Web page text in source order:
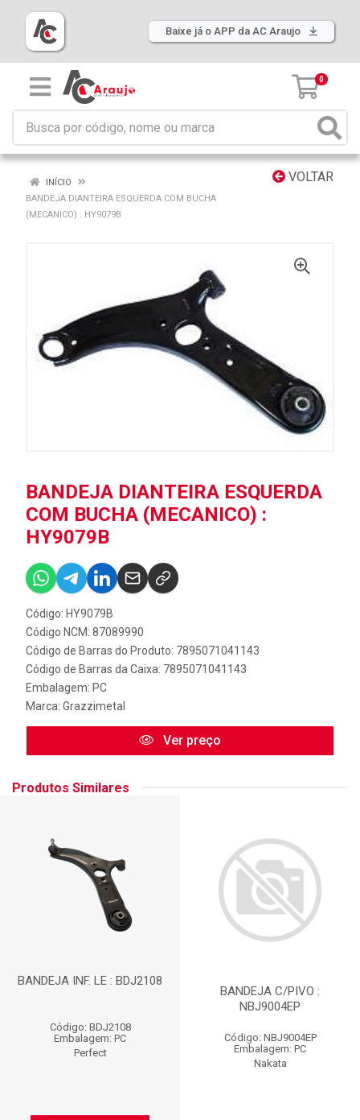
Baixe já o APP da AC Araujo
0
VOLTAR
INÍCIO
BANDEJA DIANTEIRA ESQUERDA COM BUCHA
(MECANICO) : HY9079B
BANDEJA DIANTEIRA ESQUERDA
COM BUCHA (MECANICO) :
HY9079B
Código: HY9079B
Código NCM: 87089990
Código de Barras do Produto: 7895071041143
Código de Barras da Caixa: 7895071041143
Embalagem: PC
Marca: Grazzimetal
Ver preço
Produtos Similares
BANDEJA INF. LE : BDJ2108
Código: BDJ2108
Embalagem: PC
Perfect
BANDEJA C/PIVO :
NBJ9004EP
Código: NBJ9004EP
Embalagem: PC
Nakata